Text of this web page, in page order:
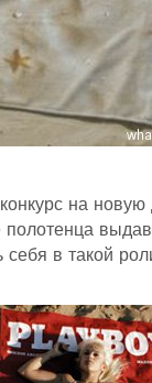
на новую
в такой